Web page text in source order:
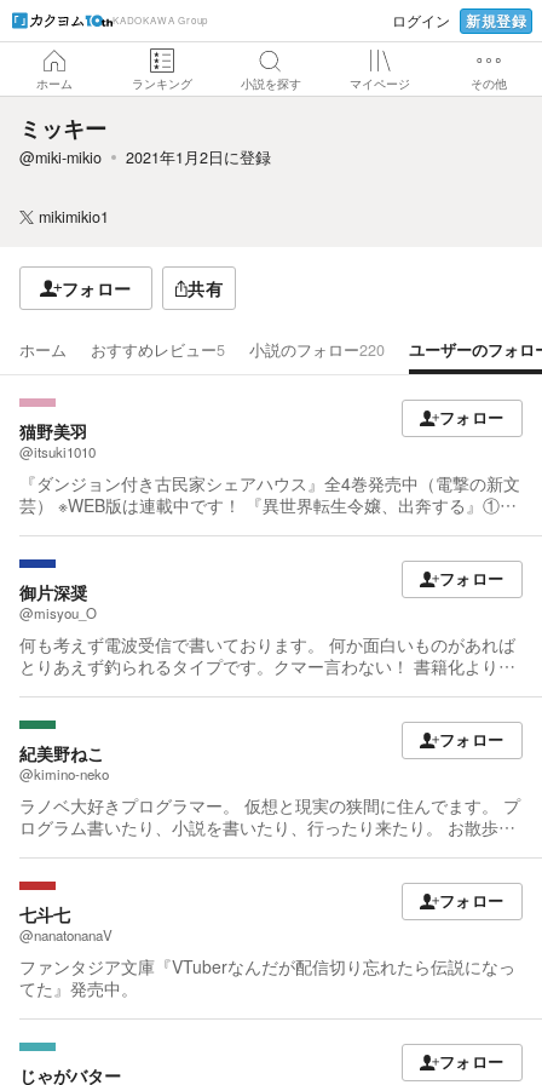
KADOKAWA Group ログイン 新規登録
ホーム ランキング 小説を探す マイページ その他
ミッキー
@miki-mikio 2021年1月2日に登録
mikimikio1
フォロー 共有
ホーム おすすめレビュー5 小説のフォロー220 ユーザーのフォロ
猫野美羽
@itsuki1010
『ダンジョン付き古民家シェアハウス』全4巻発売中（電撃の新文
芸） ※WEB版は連載中です！ 『異世界転生令嬢、出奔する』①〜
移住生活〜』①発売中（アース・スターノベル） ファンタジー作
品が好きです。 特に登場人物がご飯を美味しく ŧ‹"(o'ч'o)ŧ‹" する
お話が大好きです。 恋愛モノは嫌いじゃないのですが、ラブイチ
ャなお話よりも ŧ‹"(o'ч'o)ŧ‹" なお話が多いですスミマセン…！ も
ふもふも大好きなので、もふ率は高いです。 あと、ハーレムもの
（逆ハーもの）は苦手なので、そういう展開はありません。 ハッ
ピーエンド大好き主義です。 ザマァと言うか、勧善懲悪なお話が
好き。 のんびりマイペース更新になりますが、お付き合いくださ
ると嬉しいです！
フォロー
御片深奨
@misyou_O
何も考えず電波受信で書いております。 何か面白いものがあれば
とりあえず釣られるタイプです。クマー言わない！ 書籍化よりマ
フォロー
紀美野ねこ
@kimino-neko
ラノベ大好きプログラマー。 仮想と現実の狭間に住んでます。 プ
ログラム書いたり、小説を書いたり、行ったり来たり。 お散歩中
ん。
フォロー
七斗七
@nanatonanaV
ファンタジア文庫『VTuberなんだが配信切り忘れたら伝説になっ
てた』発売中。
フォロー
じゃがバター
フォロー